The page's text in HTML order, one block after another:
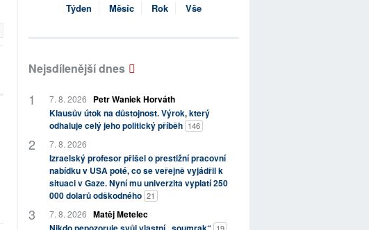
Týden Měsíc Rok Vše
Nejsdílenější dnes
7. 8. 2026
Petr Waniek Horváth
Klausův útok na důstojnost. Výrok, který
odhaluje celý jeho politický příběh 146
7. 8. 2026
Izraelský profesor přišel o prestižní pracovní
nabídku v USA poté, co se veřejně vyjádřil k
situaci v Gaze. Nyní mu univerzita vyplatí 250
000 dolarů odškodného 21
7. 8. 2026 Matěj Metelec